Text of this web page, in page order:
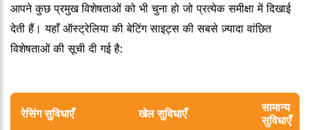
आपने कुछ प्रमुख विशेषताओं को भी चुना हो जो प्रत्येक समीक्षा में दिखाई
देती हैं। यहाँ ऑस्ट्रेलिया की बेटिंग साइट्स की सबसे ज़्यादा वांछित
विशेषताओं की सूची दी गई है:
रेसिंग सुविधाएँ खेल सुविधाएँ
सामान्य
सुविधाएँ